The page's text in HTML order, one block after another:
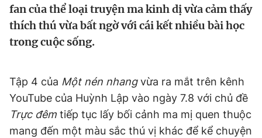
Sản phẩm khác
Thông tin tòa soạn Liên hệ quảng cáo
fan của thể loại truyện ma kinh dị vừa cảm thấy
thích thú vừa bất ngờ với cái kết nhiều bài học
trong cuộc sống.
Tập 4 của Một nén nhangvừa ra mắt trên kênh
YouTube của Huỳnh Lập vào ngày 7.8 với chủ đề
Trực đêm tiếp tục lấy bối cảnh ma mị quen thuộc
mang đến một màu sắc thú vị khác để kể chuyện